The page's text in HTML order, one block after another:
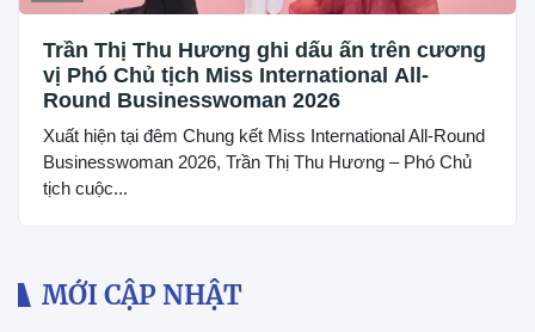
Trần Thị Thu Hương ghi dấu ấn trên cương
vị Phó Chủ tịch Miss International All-
Round Businesswoman 2026
Xuất hiện tại đêm Chung kết Miss International All-Round
Businesswoman 2026, Trần Thị Thu Hương – Phó Chủ
tịch cuộc...
MỚI CẬP NHẬT